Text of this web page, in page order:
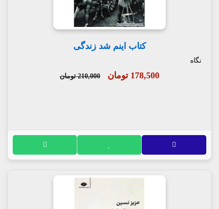
کتاب اینم شد زندگی
نگاه
178,500 تومان 210,000 تومان